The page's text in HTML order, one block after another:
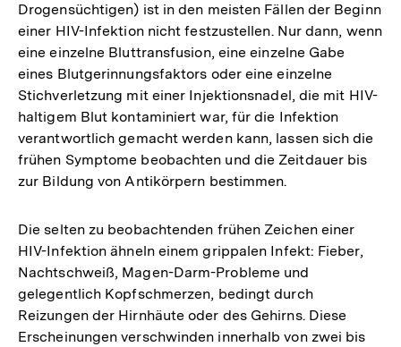
Drogensüchtigen) ist in den meisten Fällen der Beginn
einer HIV-Infektion nicht festzustellen. Nur dann, wenn
eine einzelne Bluttransfusion, eine einzelne Gabe
eines Blutgerinnungsfaktors oder eine einzelne
Stichverletzung mit einer Injektionsnadel, die mit HIV-
haltigem Blut kontaminiert war, für die Infektion
verantwortlich gemacht werden kann, lassen sich die
frühen Symptome beobachten und die Zeitdauer bis
zur Bildung von Antikörpern bestimmen.
Die selten zu beobachtenden frühen Zeichen einer
HIV-Infektion ähneln einem grippalen Infekt: Fieber,
Nachtschweiß, Magen-Darm-Probleme und
gelegentlich Kopfschmerzen, bedingt durch
Reizungen der Hirnhäute oder des Gehirns. Diese
Erscheinungen verschwinden innerhalb von zwei bis